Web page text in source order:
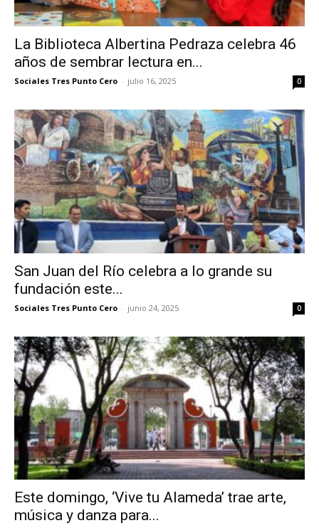
La Biblioteca Albertina Pedraza celebra 46
años de sembrar lectura en...
Sociales Tres Punto Cero - julio 16, 2025 0
San Juan del Río celebra a lo grande su
fundación este...
Sociales Tres Punto Cero - junio 24, 2025 0
Este domingo, ‘Vive tu Alameda’ trae arte,
música y danza para...